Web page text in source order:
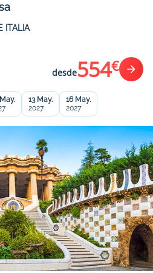
ITALIA
desde554€
13 May.
2027
16 May.
2027